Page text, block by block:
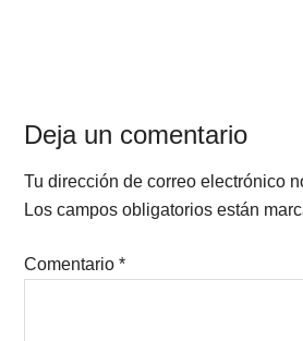
Deja un comentario
Tu dirección de correo electrónico
Los campos obligatorios están
Comentario*